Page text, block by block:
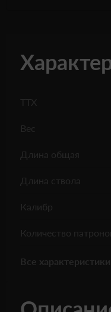
ТТХ
Вес
Длина общая
Длина ствола
Калибр
Количество
Все характеристики